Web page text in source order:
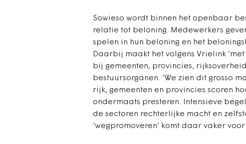
Sowieso wordt binnen het openbaar
relatie tot beloning. Medewerkers
spelen in hun beloning en het
Daarbij maakt het volgens Vrielink
bij gemeenten, provincies,
bestuursorganen. ‘We zien dit grosso
rijk, gemeenten en provincies scoren
ondermaats presteren. Intensieve
de sectoren rechterlijke macht en
‘wegpromoveren’ komt daar vaker